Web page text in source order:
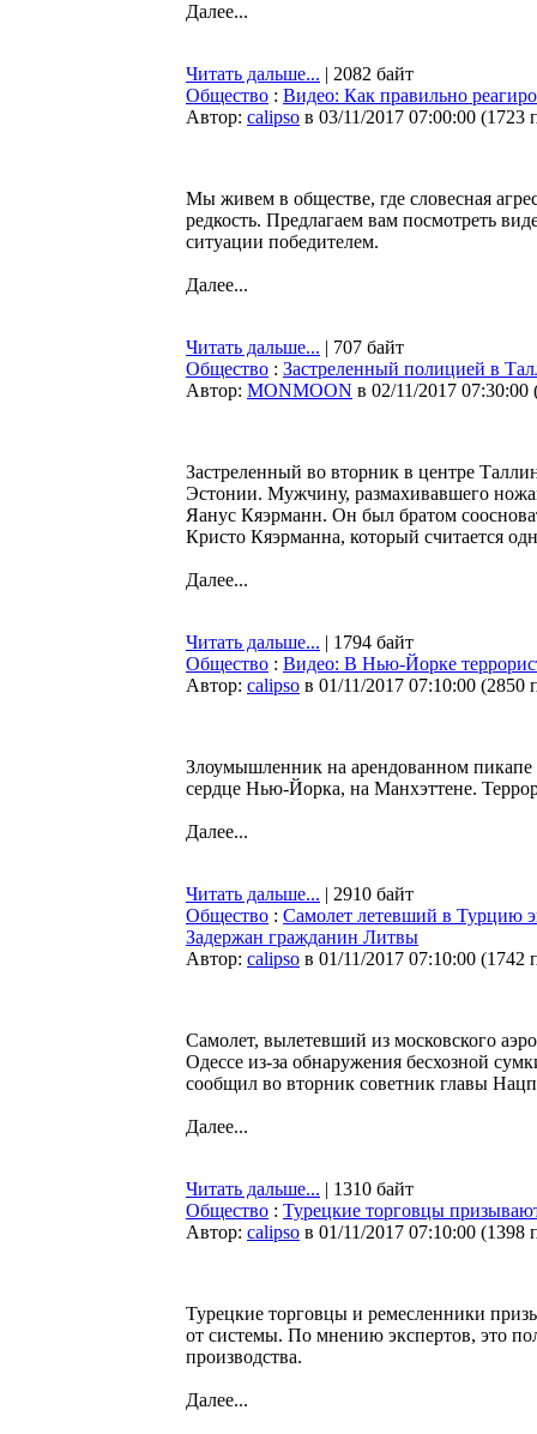
Далее...
Читать дальше... | 2082 байт
Общество : Видео: Как правильно
Автор: calipso в 03/11/2017 07:00:00 (1723
Мы живем в обществе, где словесная
редкость. Предлагаем вам посмотреть
ситуации победителем.
Далее...
Читать дальше... | 707 байт
Общество : Застреленный полицией в
Автор: MONMOON в 02/11/2017 07:30:00
Застреленный во вторник в центре
Эстонии. Мужчину, размахивавшего
Яанус Кяэрманн. Он был братом
Кристо Кяэрманна, который считается
Далее...
Читать дальше... | 1794 байт
Общество : Видео: В Нью-Йорке
Автор: calipso в 01/11/2017 07:10:00 (2850
Злоумышленник на арендованном пикапе
сердце Нью-Йорка, на Манхэттене.
Далее...
Читать дальше... | 2910 байт
Общество : Самолет летевший в Турцию
Задержан гражданин Литвы
Автор: calipso в 01/11/2017 07:10:00 (1742
Самолет, вылетевший из московского
Одессе из-за обнаружения бесхозной
сообщил во вторник советник главы
Далее...
Читать дальше... | 1310 байт
Общество : Турецкие торговцы
Автор: calipso в 01/11/2017 07:10:00 (1398
Турецкие торговцы и ремесленники
от системы. По мнению экспертов, это
производства.
Далее...